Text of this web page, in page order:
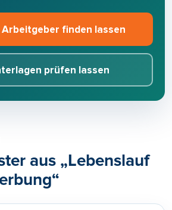
Arbeitgeber finden lassen
prüfen lassen
aus „Lebenslаuf